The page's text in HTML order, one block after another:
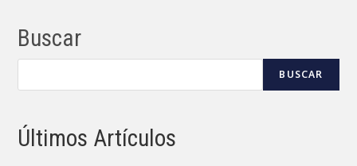
Buscar
BUSCAR
Últimos Artículos